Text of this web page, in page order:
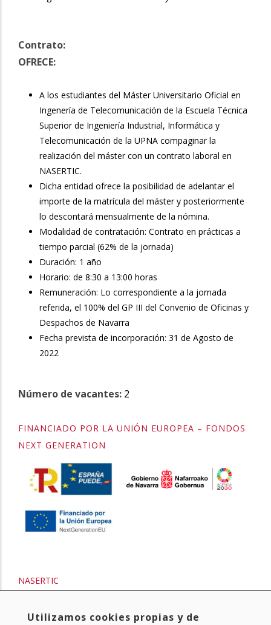
Contrato:
OFRECE:
A los estudiantes del Máster Universitario Oficial en
Ingenería de Telecomunicación de la Escuela Técnica
Superior de Ingeniería Industrial, Informática y
Telecomunicación de la UPNA compaginar la
realización del máster con un contrato laboral en
NASERTIC.
Dicha entidad ofrece la posibilidad de adelantar el
importe de la matrícula del máster y posteriormente
lo descontará mensualmente de la nómina.
Modalidad de contratación: Contrato en prácticas a
tiempo parcial (62% de la jornada)
Duración: 1 año
Horario: de 8:30 a 13:00 horas
Remuneración: Lo correspondiente a la jornada
referida, el 100% del GP III del Convenio de Oficinas y
Despachos de Navarra
Fecha prevista de incorporación: 31 de Agosto de
2022
Número de vacantes: 2
FINANCIADO POR LA UNIÓN EUROPEA – FONDOS
NEXT GENERATION
NASERTIC
Utilizamos cookies propias y de